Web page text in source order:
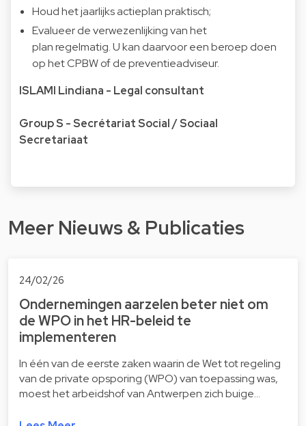
Houd het jaarlijks actieplan praktisch;
Evalueer de verwezenlijking van het
plan regelmatig. U kan daarvoor een beroep doen
op het CPBW of de preventieadviseur.
ISLAMI Lindiana - Legal consultant
Group S - Secrétariat Social / Sociaal
Secretariaat
Meer Nieuws & Publicaties
24/02/26
Ondernemingen aarzelen beter niet om
de WPO in het HR-beleid te
implementeren
In één van de eerste zaken waarin de Wet tot regeling
van de private opsporing (WPO) van toepassing was,
moest het arbeidshof van Antwerpen zich buige…